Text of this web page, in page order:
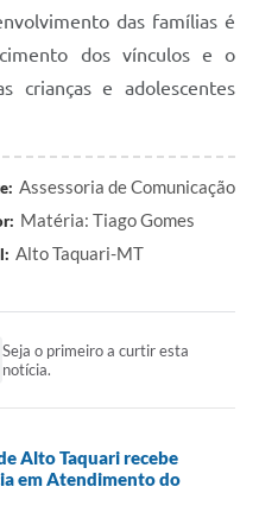
das famílias é
dos vínculos e o
crianças e adolescentes
Assessoria de Comunicação
Matéria: Tiago Gomes
Alto Taquari-MT
Seja o primeiro a curtir esta
notícia.
Alto Taquari recebe
em Atendimento do